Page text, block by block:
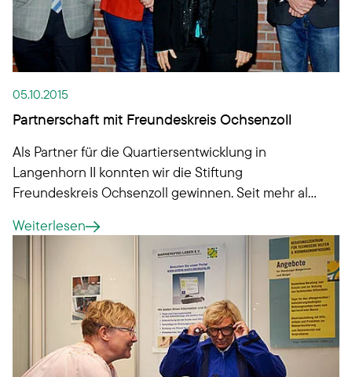
05.10.2015
Partnerschaft mit Freundeskreis Ochsenzoll
Als Partner für die Quartiersentwicklung in
Langenhorn II konnten wir die Stiftung
Freundeskreis Ochsenzoll gewinnen. Seit mehr als
Tochtergesellschaft auxiliar GmbH ambulante und
stationäre Dienstleistungen für Menschen mit
psychischen Erkrankungen, aber auch in der
Pflege und in der Betreuung von Kindern und
Jugendlichen - mit Fokus auf Langenhorn.
Weiterlesen